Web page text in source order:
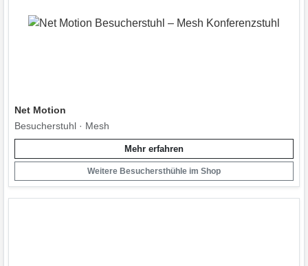
Net Motion
Besucherstuhl · Mesh
Mehr erfahren
Weitere Besuchersthühle im Shop